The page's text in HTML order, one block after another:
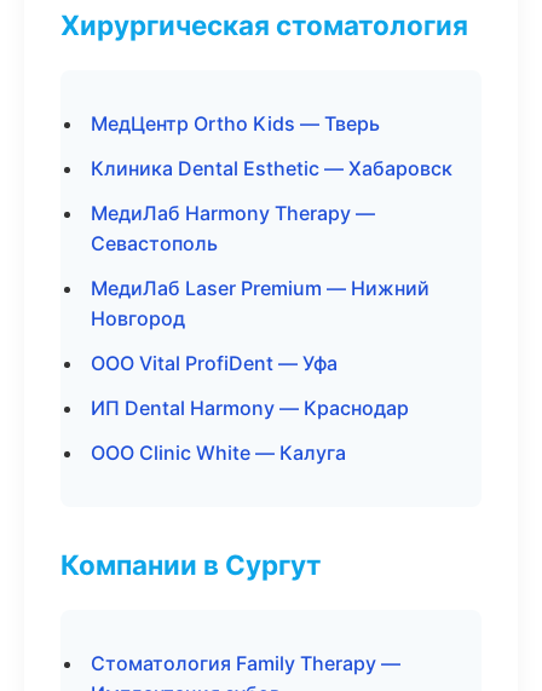
Хирургическая стоматология
МедЦентр Ortho Kids — Тверь
Клиника Dental Esthetic — Хабаровск
МедиЛаб Harmony Therapy —
Севастополь
МедиЛаб Laser Premium — Нижний
Новгород
ООО Vital ProfiDent — Уфа
ИП Dental Harmony — Краснодар
ООО Clinic White — Калуга
Компании в Сургут
Стоматология Family Therapy —